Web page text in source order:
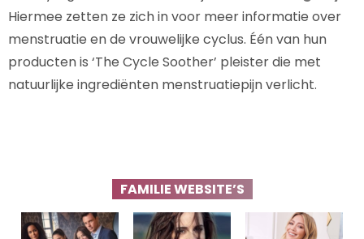
Hiermee zetten ze zich in voor meer informatie over
menstruatie en de vrouwelijke cyclus. Één van hun
producten is ‘The Cycle Soother’ pleister die met
natuurlijke ingrediënten menstruatiepijn verlicht.
FAMILIE WEBSITE’S